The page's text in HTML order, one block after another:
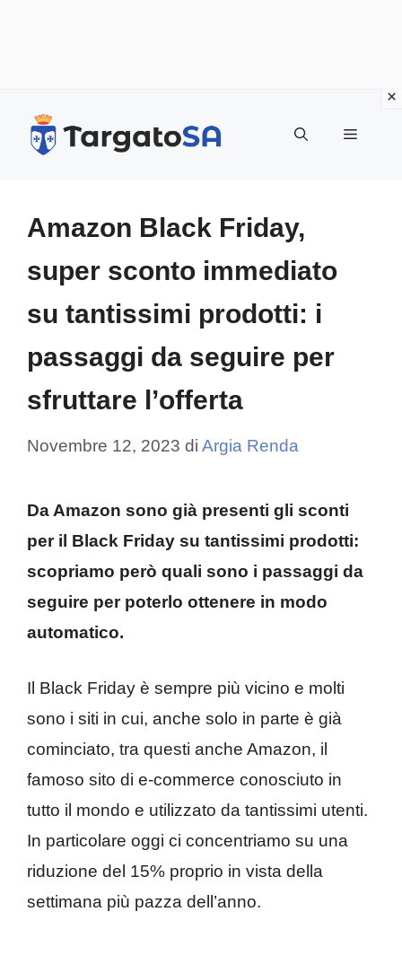
Menu
Amazon Black Friday,
super sconto immediato
su tantissimi prodotti: i
passaggi da seguire per
sfruttare l’offerta
Novembre 12, 2023 di Argia Renda
Da Amazon sono già presenti gli sconti
per il Black Friday su tantissimi prodotti:
scopriamo però quali sono i passaggi da
seguire per poterlo ottenere in modo
automatico.
Il Black Friday è sempre più vicino e molti
sono i siti in cui, anche solo in parte è già
cominciato, tra questi anche Amazon, il
famoso sito di e-commerce conosciuto in
tutto il mondo e utilizzato da tantissimi utenti.
In particolare oggi ci concentriamo su una
riduzione del 15% proprio in vista della
settimana più pazza dell’anno.